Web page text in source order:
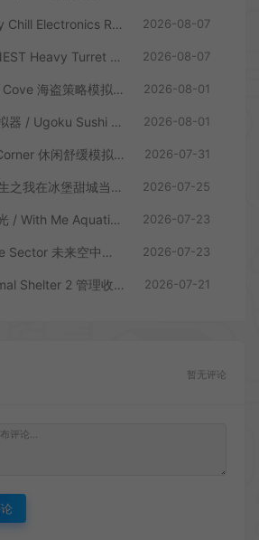
维修物语 / ReStory Chill Electronics Repairs 拆解修理模拟游戏 2026-08-07
铁巢重炮 / IRON NEST Heavy Turret 柴油朋克重型火炮游戏 2026-08-07
纵横秘湾 / Corsair Cove 海盗策略模拟游戏 2026-08-01
美味回转寿司店模拟器 / Ugoku Sushi Bar 休闲治愈模拟游戏 2026-08-01
绿植小筑 / Leafy Corner 休闲舒缓模拟游戏 2026-07-31
奶茶店模拟器 – 重生之我在冰堡甜城当店长 / Boba Cafe Simulator 模拟经营游戏 2026-07-25
鱼我一起：水愈时光 / With Me Aquatic Time 休闲养鱼游戏 2026-07-23
无人机战区 / Drone Sector 未来空中炮艇游戏 2026-07-23
动物收容所2 / Animal Shelter 2 管理收容模拟游戏 2026-07-21
暂无评论